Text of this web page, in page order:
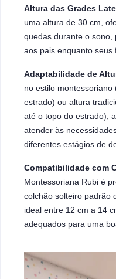
Altura das Grades
uma altura de 30 cm,
quedas durante o sono,
aos pais enquanto seus
Adaptabilidade de
no estilo
estrado) ou altura
até o topo do estrado),
atender às
diferentes estágios de
Compatibilidade com
Montessoriana Rubi é
colchão solteiro padrão
ideal entre 12 cm a 14
adequados para uma